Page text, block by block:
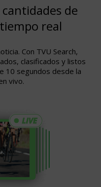
de
real
Con TVU Search,
clasificados y listos
10 segundos desde la
vivo.